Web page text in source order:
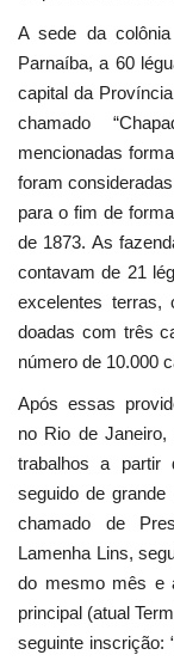
A sede da
Parnaíba, a 60
capital da
chamado
mencionadas
foram
para o fim de
de 1873. As
contavam de 21
excelentes terras,
doadas com três
número de 10.000
Após essas
no Rio de Janeiro,
trabalhos a partir
seguido de
chamado de
Lamenha Lins,
do mesmo mês e
principal (atual
seguinte inscrição: